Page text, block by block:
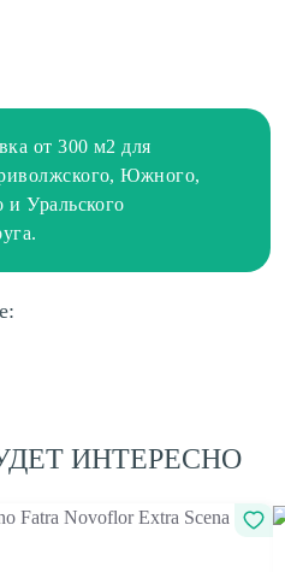
от 300 м2 для
Южного,
и Уральского
ИНТЕРЕСНО